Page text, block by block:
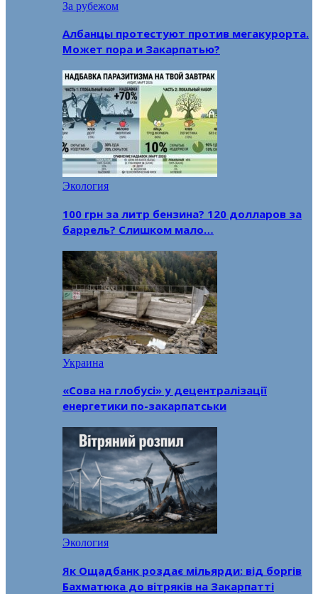
За рубежом
Албанцы протестуют против мегакурорта.
Может пора и Закарпатью?
Экология
100 грн за литр бензина? 120 долларов за
баррель? Слишком мало…
Украина
«Сова на глобусі» у децентралізації
енергетики по-закарпатськи
Экология
Як Ощадбанк роздає мільярди: від боргів
Бахматюка до вітряків на Закарпатті